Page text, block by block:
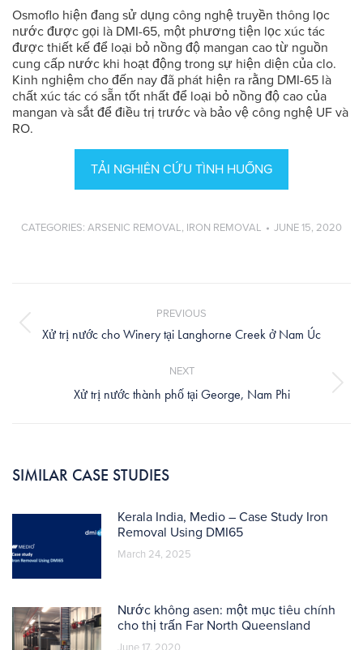
Osmoflo hiện đang sử dụng công nghệ truyền thông lọc
nước được gọi là DMI-65, một phương tiện lọc xúc tác
được thiết kế để loại bỏ nồng độ mangan cao từ nguồn
cung cấp nước khi hoạt động trong sự hiện diện của clo.
Kinh nghiệm cho đến nay đã phát hiện ra rằng DMI-65 là
chất xúc tác có sẵn tốt nhất để loại bỏ nồng độ cao của
mangan và sắt để điều trị trước và bảo vệ công nghệ UF và
RO.
TẢI NGHIÊN CỨU TÌNH HUỐNG
CATEGORIES: ARSENIC REMOVAL, IRON REMOVAL JUNE 15, 2020
PREVIOUS
Previous
post:
Xử trị nước cho Winery tại Langhorne Creek ở Nam Úc
NEXT
Next
post:
Xử trị nước thành phố tại George, Nam Phi
SIMILAR CASE STUDIES
Kerala India, Medio – Case Study Iron
Removal Using DMI65
March 24, 2025
Nước không asen: một mục tiêu chính
cho thị trấn Far North Queensland